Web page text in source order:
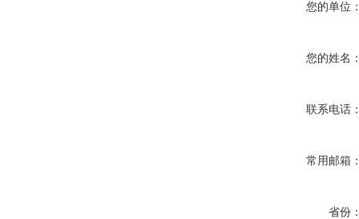
您的单位
您的姓名
联系电话
常用邮箱
省份